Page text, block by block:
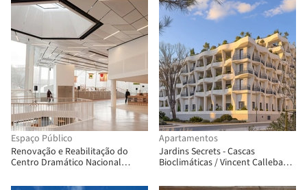
Espaço Público
Renovação e Reabilitação do
Centro Dramático Nacional
Apartamentos
Jardins Secrets - Cascas
Bioclimáticas / Vincent Callebaut